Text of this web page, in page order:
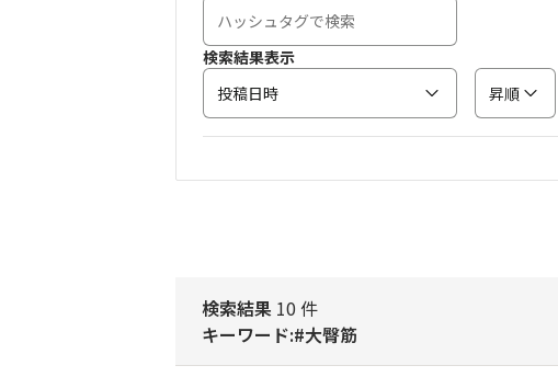
検索結果表示
投稿日時
昇順
検索結果 10 件
キーワード:#大臀筋